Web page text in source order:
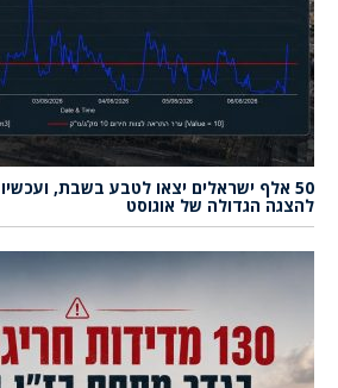
50 אלף ישראלים יצאו לטבע בשבת,
להצגה הגדולה של אוגוסט